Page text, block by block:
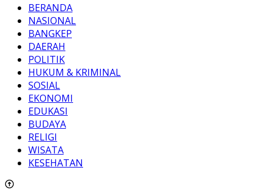
BERANDA
NASIONAL
BANGKEP
DAERAH
POLITIK
HUKUM & KRIMINAL
SOSIAL
EKONOMI
EDUKASI
BUDAYA
RELIGI
WISATA
KESEHATAN